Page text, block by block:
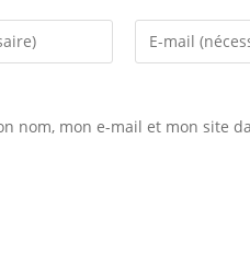
Enter
your
nom, mon e-mail et mon site